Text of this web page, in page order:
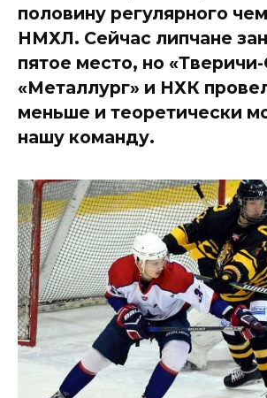
половину регулярного
НМХЛ. Сейчас липчане
пятое место, но
«Металлург» и НХК
меньше и теоретически
нашу команду.